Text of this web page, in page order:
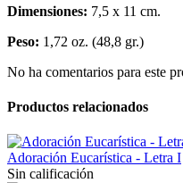
Dimensiones: 7,5 x 11 cm.
Peso: 1,72 oz. (48,8 gr.)
No ha comentarios para este
Productos relacionados
Adoración Eucarística - Letra I
Sin calificación